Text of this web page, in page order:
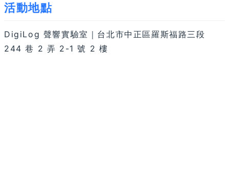
活動地點
DigiLog 聲響實驗室｜台北市中正區羅斯福路三段
244 巷 2 弄 2-1 號 2 樓